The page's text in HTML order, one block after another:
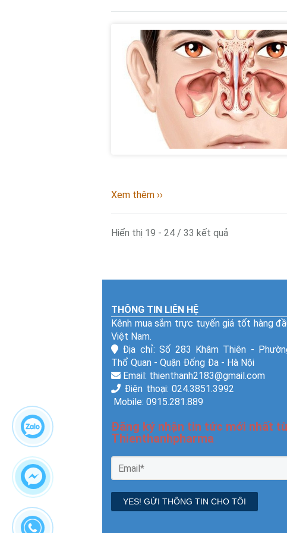
THÔNG TIN LIÊN HỆ
Kênh mua sắm trực tuyến giá tốt hàng
Việt Nam.
Địa chỉ: Số 283 Khâm Thiên -
Thổ Quan - Quận Đống Đa - Hà Nội
Email: thienthanh2183@gmail.com
Điện thoại: 024.3851.3992
Mobile: 0915.281.889
Đăng ký nhận tin tức mới nhất
Thienthanhpharma
YES! GỬI THÔNG TIN CHO TÔI
Xem thêm ››
Hiển thị 19 - 24 / 33 kết quả